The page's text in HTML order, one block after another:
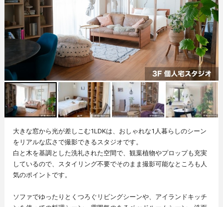
大きな窓から光が差しこむ1LDKは、おしゃれな1人暮らしのシーン
をリアルな広さで撮影できるスタジオです。
白と木を基調とした洗礼された空間で、観葉植物やプロップも充実
しているので、スタイリング不要でそのまま撮影可能なところも人
気のポイントです。
ソファでゆったりとくつろぐリビングシーンや、アイランドキッチ